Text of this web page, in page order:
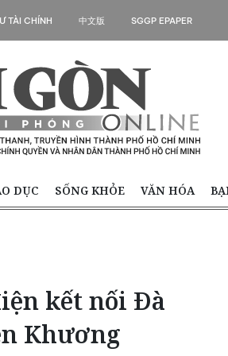
TÀI CHÍNH 中文版 SGGP EPAPER
DỤC SỐNG KHỎE VĂN HÓA
kết nối Đà
Khương